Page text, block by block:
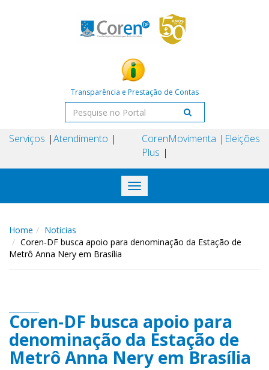
Transparência e Prestação de Contas
Serviços Atendimento
Coren
Plus
Movimenta Eleições
Toggle
navigation
Home
Noticias
Coren-DF busca apoio para denominação da Estação de
Metrô Anna Nery em Brasília
Coren-DF busca apoio para
denominação da Estação de
Metrô Anna Nery em Brasília